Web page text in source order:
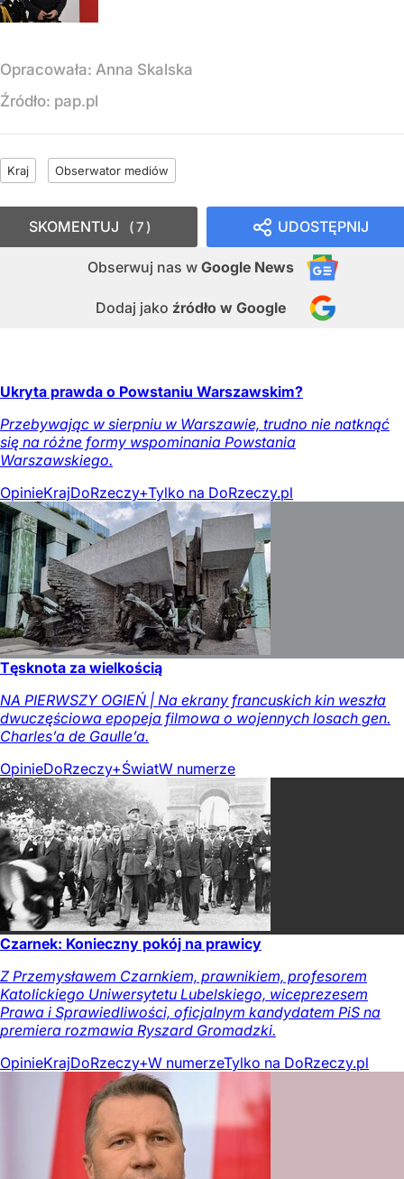
Opracowała: Anna Skalska
Źródło: pap.pl
Kraj Obserwator mediów
UDOSTĘPNIJ
Obserwuj nas w Google News
Dodaj jako źródło w Google
SKOMENTUJ 7
Ukryta prawda o Powstaniu Warszawskim?
Przebywając w sierpniu w Warszawie, trudno nie natknąć
się na różne formy wspominania Powstania
Warszawskiego.
OpinieKrajDoRzeczy+Tylko na DoRzeczy.pl
Tęsknota za wielkością
NA PIERWSZY OGIEŃ | Na ekrany francuskich kin weszła
dwuczęściowa epopeja filmowa o wojennych losach gen.
Charles’a de Gaulle’a.
OpinieDoRzeczy+ŚwiatW numerze
Czarnek: Konieczny pokój na prawicy
Z Przemysławem Czarnkiem, prawnikiem, profesorem
Katolickiego Uniwersytetu Lubelskiego, wiceprezesem
Prawa i Sprawiedliwości, oficjalnym kandydatem PiS na
premiera rozmawia Ryszard Gromadzki.
OpinieKrajDoRzeczy+W numerzeTylko na DoRzeczy.pl